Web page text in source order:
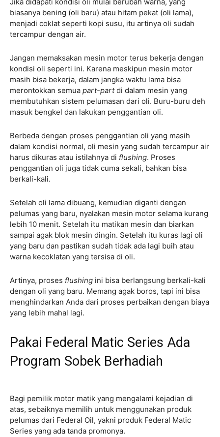
biasanya bening (oli baru) atau hitam pekat (oli lama),
menjadi coklat seperti kopi susu, itu artinya oli sudah
tercampur dengan air.
Jangan memaksakan mesin motor terus bekerja dengan
kondisi oli seperti ini. Karena meskipun mesin motor
masih bisa bekerja, dalam jangka waktu lama bisa
merontokkan semua part-partdi dalam mesin yang
membutuhkan sistem pelumasan dari oli. Buru-buru deh
masuk bengkel dan lakukan penggantian oli.
Berbeda dengan proses penggantian oli yang masih
dalam kondisi normal, oli mesin yang sudah tercampur air
harus dikuras atau istilahnya di flushing. Proses
penggantian oli juga tidak cuma sekali, bahkan bisa
berkali-kali.
Setelah oli lama dibuang, kemudian diganti dengan
pelumas yang baru, nyalakan mesin motor selama kurang
lebih 10 menit. Setelah itu matikan mesin dan biarkan
sampai agak blok mesin dingin. Setelah itu kuras lagi oli
yang baru dan pastikan sudah tidak ada lagi buih atau
warna kecoklatan yang tersisa di oli.
Artinya, proses flushing ini bisa berlangsung berkali-kali
dengan oli yang baru. Memang agak boros, tapi ini bisa
menghindarkan Anda dari proses perbaikan dengan biaya
yang lebih mahal lagi.
Pakai Federal Matic Series Ada
Program Sobek Berhadiah
Bagi pemilik motor matik yang mengalami kejadian di
atas, sebaiknya memilih untuk menggunakan produk
pelumas dari Federal Oil, yakni produk Federal Matic
Series yang ada tanda promonya.